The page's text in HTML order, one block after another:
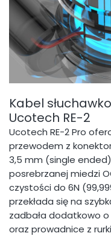
Kabel
Ucotech RE-2
Ucotech RE-2 Pro
przewodem z
3,5 mm (single
posrebrzanej miedzi
czystości do 6N
przekłada się na
zadbała dodatkowo
oraz prowadnice z